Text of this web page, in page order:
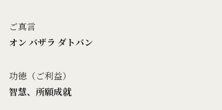
ご真言
オン バザラ ダトバン
功徳（ご利益）
智慧、所願成就